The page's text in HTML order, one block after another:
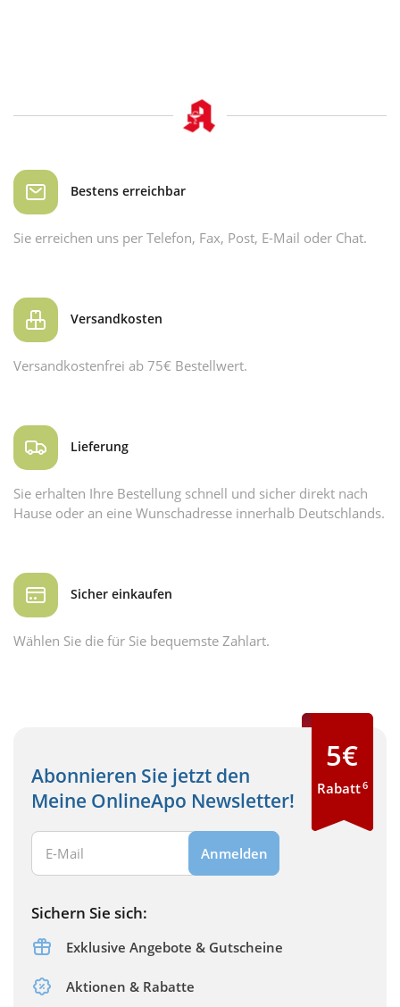
Bestens erreichbar
Sie erreichen uns per Telefon, Fax, Post, E-Mail oder Chat.
Versandkosten
Versandkostenfrei ab 75€ Bestellwert.
Lieferung
Sie erhalten Ihre Bestellung schnell und sicher direkt nach
Hause oder an eine Wunschadresse innerhalb Deutschlands.
Sicher einkaufen
Wählen Sie die für Sie bequemste Zahlart.
Abonnieren Sie jetzt den
Meine OnlineApo Newsletter!
Ihre E-Mail Adresse:
Anmelden
Sichern Sie sich:
Exklusive Angebote & Gutscheine
Aktionen & Rabatte
5€
Rabatt6